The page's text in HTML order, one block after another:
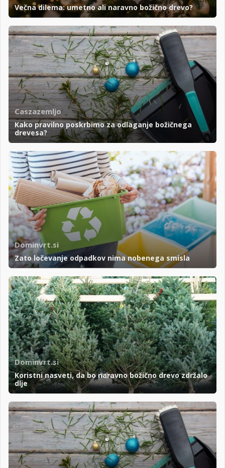
Večna dilema: umetno ali naravno božično drevo?
Caszazemljo
Kako pravilno poskrbimo za odlaganje božičnega
drevesa?
Dominvrt.si
Zato ločevanje odpadkov nima nobenega smisla
Dominvrt.si
Koristni nasveti, da bo naravno božično drevo zdržalo
dlje